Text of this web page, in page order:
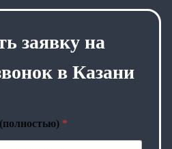
заявку на
в Казани
*